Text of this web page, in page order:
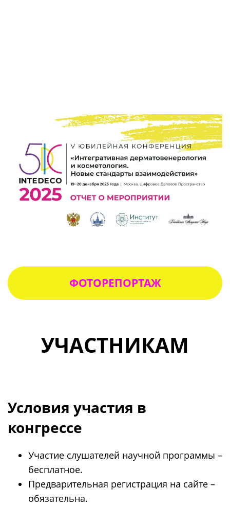
ФОТОРЕПОРТАЖ
УЧАСТНИКАМ
Условия участия в
конгрессе
Участие слушателей научной программы –
бесплатное.
Предварительная регистрация на сайте –
обязательна.